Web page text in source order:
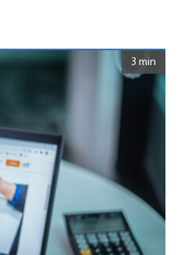
3 min